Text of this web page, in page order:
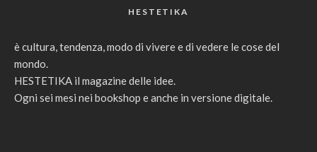
HESTETIKA
è cultura, tendenza, modo di vivere e di vedere le cose del
mondo.
HESTETIKA il magazine delle idee.
Ogni sei mesi nei bookshop e anche in versione digitale.